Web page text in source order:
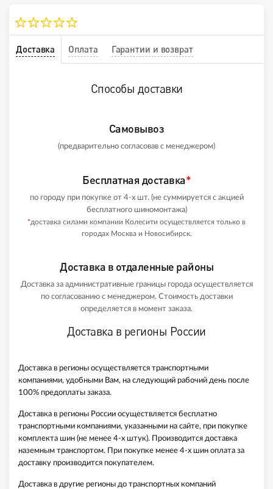
Доставка Оплата Гарантии и возврат
Способы доставки
Самовывоз
(предварительно согласовав с менеджером)
Бесплатная доставка*
по городу при покупке от 4-х шт. (не суммируется с акцией
бесплатного шиномонтажа)
*доставка силами компании Колесити осуществляется только в
городах Москва и Новосибирск.
Доставка в отдаленные районы
Доставка за административные границы города осуществляется
по согласованию с менеджером. Стоимость доставки
определяется в момент заказа.
Доставка в регионы России
Доставка в регионы осуществляется транспортными
компаниями, удобными Вам, на следующий рабочий день после
100% предоплаты заказа.
Доставка в регионы России осуществляется бесплатно
транспортными компаниями, указанными на сайте, при покупке
комплекта шин (не менее 4-х штук). Производится доставка
наземным транспортом. При покупке менее 4-х шин оплата за
доставку производится покупателем.
Доставка в другие регионы до транспортных компаний